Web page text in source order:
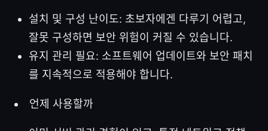
설치 및 구성 난이도: 초보자에겐 다루기 어렵고,
잘못 구성하면 보안 위험이 커질 수 있습니다.
유지 관리 필요: 소프트웨어 업데이트와 보안 패치
를 지속적으로 적용해야 합니다.
언제 사용할까